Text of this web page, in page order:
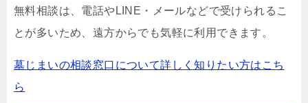
無料相談は、電話やLINE・メールなどで受けられるこ
とが多いため、遠方からでも気軽に利用できます。
墓じまいの相談窓口について詳しく知りたい方はこち
ら